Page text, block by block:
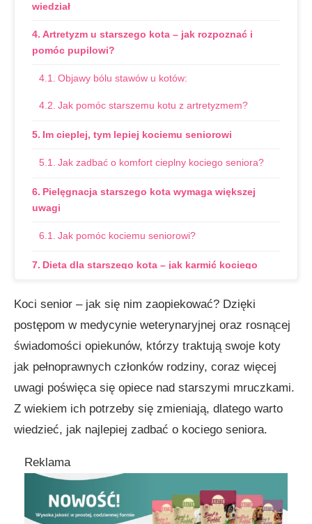
wiedział
Artretyzm u starszego kota – jak rozpoznać i
pomóc pupilowi?
Objawy bólu stawów u kotów:
Jak pomóc starszemu kotu z artretyzmem?
Im cieplej, tym lepiej kociemu seniorowi
Jak zadbać o komfort cieplny kociego seniora?
Pielęgnacja starszego kota wymaga większej
uwagi
Jak pomóc kociemu seniorowi?
Dieta dla starszego kota – jak karmić kociego
Jak dobrać dietę dla starszego kota?
Kocie zmysły nie są już takie jak kiedyś
Jak ułatwić życie kotu z osłabionymi zmysłami?
Starsze koty nadal mogą się bawić
Jak dostosować zabawę do wieku kota?
Koci seniorzy lubią swoją rutynę
Jak wspierać kociego seniora?
Koci senior – jak się nim zaopiekować? Dzięki
postępom w medycynie weterynaryjnej oraz rosnącej
świadomości opiekunów, którzy traktują swoje koty
jak pełnoprawnych członków rodziny, coraz więcej
uwagi poświęca się opiece nad starszymi mruczkami.
Z wiekiem ich potrzeby się zmieniają, dlatego warto
wiedzieć, jak najlepiej zadbać o kociego seniora.
Reklama